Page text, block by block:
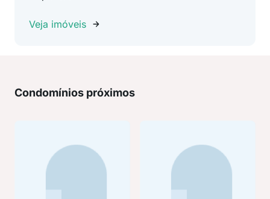
Veja imóveis
Condomínios próximos